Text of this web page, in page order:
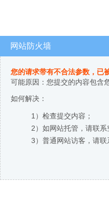
网站防火墙
您的请求带有不合法参数，已
可能原因：您提交的内容包含
如何解决：
1）检查提交内容；
2）如网站托管，请联系
3）普通网站访客，请联